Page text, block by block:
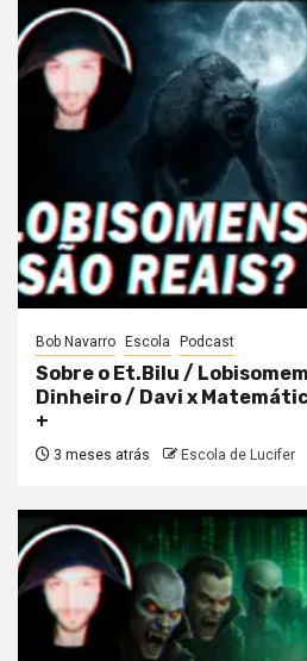
Bob Navarro Escola Podcast
Sobre o Et.Bilu /
Dinheiro / Davi x
+
3 meses atrás Escola de Lucifer